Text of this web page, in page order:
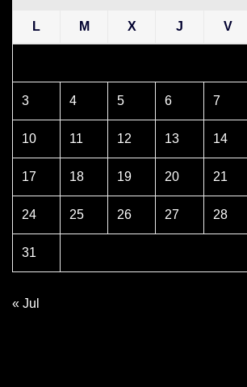
L M X J V
3 4 5 6 7
10 11 12 13 14
17 18 19 20 21
24 25 26 27 28
31
« Jul